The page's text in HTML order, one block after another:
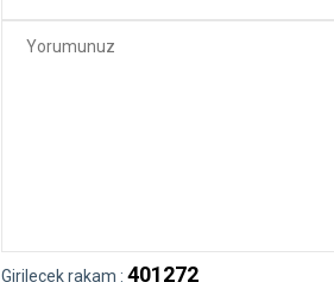
Girilecek rakam : 401272